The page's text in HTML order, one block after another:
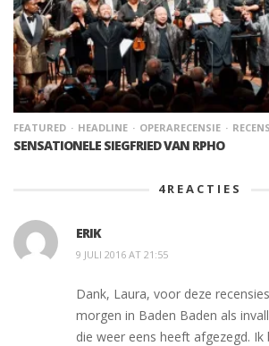
FEATURED HEADLINE OPERARECENSIE
SENSATIONELE SIEGFRIED VAN RPHO
4REACTIES
ERIK
9 JULI 2016 AT 21:55
Dank, Laura, voor deze
morgen in Baden Baden als
die weer eens heeft afgezegd. Ik